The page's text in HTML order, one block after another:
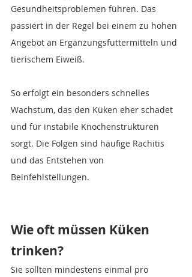
Gesundheitsproblemen führen. Das
passiert in der Regel bei einem zu hohen
Angebot an Ergänzungsfuttermitteln und
tierischem Eiweiß.
So erfolgt ein besonders schnelles
Wachstum, das den Küken eher schadet
und für instabile Knochenstrukturen
sorgt. Die Folgen sind häufige Rachitis
und das Entstehen von
Beinfehlstellungen.
Wie oft müssen Küken
trinken?
Sie sollten mindestens einmal pro